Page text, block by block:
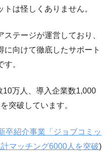
は怪しくありません。
テージが運営しており、
向けて徹底したサポート
。
万人、導入企業数1,000
突破しています。
卒紹介事業「ジョブコミッ
計マッチング6000人を突破)